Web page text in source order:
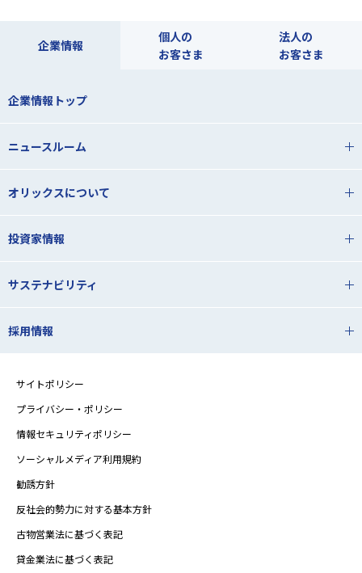
企業情報
個人の
お客さま
法人の
お客さま
企業情報トップ
ニュースルーム
オリックスについて
投資家情報
サステナビリティ
採用情報
サイトポリシー
プライバシー・ポリシー
情報セキュリティポリシー
ソーシャルメディア利用規約
勧誘方針
反社会的勢力に対する基本方針
古物営業法に基づく表記
貸金業法に基づく表記